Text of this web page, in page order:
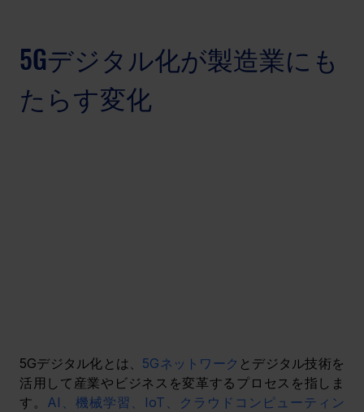
5Gデジタル化が製造業にも
たらす変化
5Gデジタル化とは、 5Gネットワーク とデジタル技術を
活用して産業やビジネスを変革するプロセスを指しま
す。 AI、機械学習、IoT、クラウドコンピューティン